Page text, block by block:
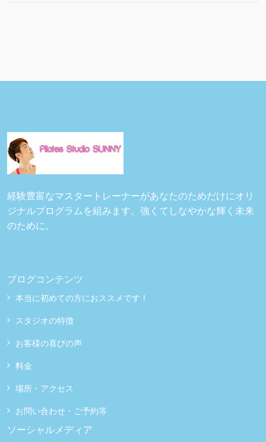
経験豊富なマスタートレーナーがあなたのためだけにオリ
ジナルプログラムを組みます。強くてしなやかな輝く未来
のために。
ブログコンテンツ
本当に初めての方におススメです！
スタジオの特徴
お客様の喜びの声
料金
場所・アクセス
お問い合わせ・ご予約等
ソーシャルメディア